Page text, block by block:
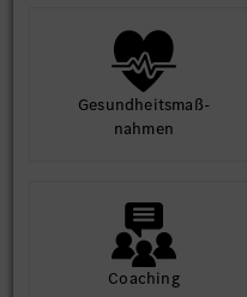
Gesund­heits­maß­
nahmen
Coaching